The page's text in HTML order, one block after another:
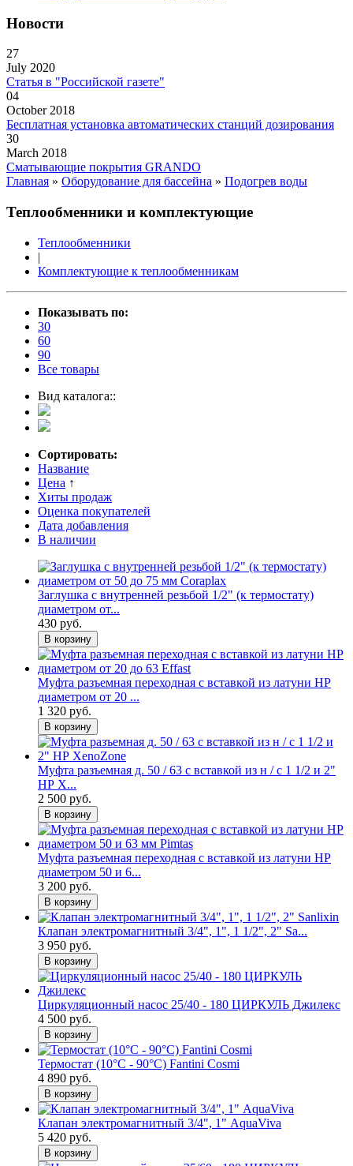
Новости
27
July 2020
Статья в "Российской газете"
04
October 2018
Бесплатная установка автоматических станций дозирования
30
March 2018
Сматывающие покрытия GRANDO
Главная » Оборудование для бассейна » Подогрев воды
Теплообменники и комплектующие
Теплообменники
|
Комплектующие к теплообменникам
Показывать по:
30
60
90
Все товары
Вид каталога::
Сортировать:
Название
Цена ↑
Хиты продаж
Оценка покупателей
Дата добавления
В наличии
Заглушка с внутренней резьбой 1/2" (к термостату)
диаметром от...
430 руб.
В корзину
Муфта разъемная переходная с вставкой из латуни НР
диаметром от 20 ...
1 320 руб.
В корзину
Муфта разъемная д. 50 / 63 с вставкой из н / с 1 1/2 и 2"
НР X...
2 500 руб.
В корзину
Муфта разъемная переходная с вставкой из латуни НР
диаметром 50 и 6...
3 200 руб.
В корзину
Клапан электромагнитный 3/4", 1", 1 1/2", 2" Sa...
3 950 руб.
В корзину
Циркуляционный насос 25/40 - 180 ЦИРКУЛЬ Джилекс
4 500 руб.
В корзину
Термостат (10°С - 90°С) Fantini Cosmi
4 890 руб.
В корзину
Клапан электромагнитный 3/4", 1" AquaViva
5 420 руб.
В корзину